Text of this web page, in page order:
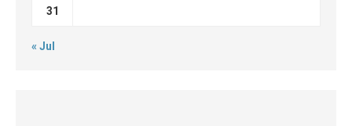
31
« Jul